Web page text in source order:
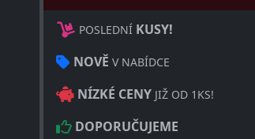
POSLEDNÍ KUSY!
NOVĚ V NABÍDCE
NÍZKÉ CENY JIŽ OD 1KS!
DOPORUČUJEME